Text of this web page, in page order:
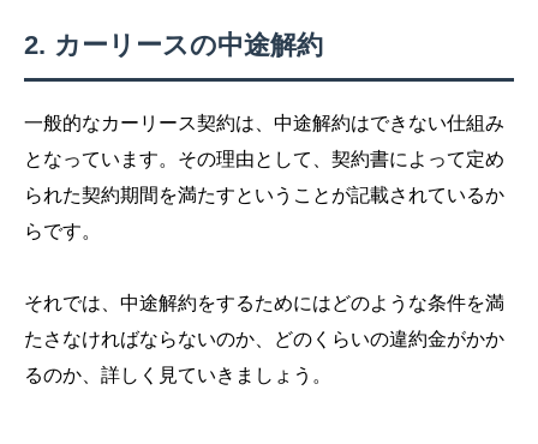
カーリースの中途解約
一般的なカーリース契約は、中途解約はできない仕組み
となっています。その理由として、契約書によって定め
られた契約期間を満たすということが記載されているか
らです。
それでは、中途解約をするためにはどのような条件を満
たさなければならないのか、どのくらいの違約金がかか
るのか、詳しく見ていきましょう。